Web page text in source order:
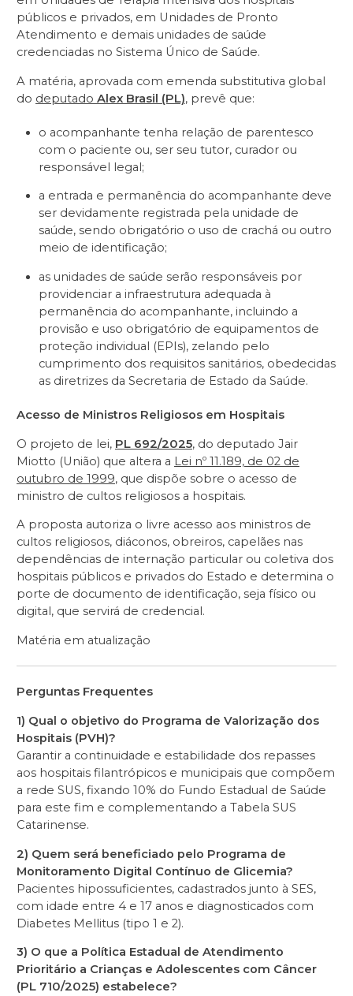
públicos e privados, em Unidades de Pronto
Atendimento e demais unidades de saúde
credenciadas no Sistema Único de Saúde.
A matéria, aprovada com emenda substitutiva global
do deputado Alex Brasil (PL), prevê que:
o acompanhante tenha relação de parentesco
com o paciente ou, ser seu tutor, curador ou
responsável legal;
a entrada e permanência do acompanhante deve
ser devidamente registrada pela unidade de
saúde, sendo obrigatório o uso de crachá ou outro
meio de identificação;
as unidades de saúde serão responsáveis por
providenciar a infraestrutura adequada à
permanência do acompanhante, incluindo a
provisão e uso obrigatório de equipamentos de
proteção individual (EPIs), zelando pelo
cumprimento dos requisitos sanitários, obedecidas
as diretrizes da Secretaria de Estado da Saúde.
Acesso de Ministros Religiosos em Hospitais
O projeto de lei, PL 692/2025, do deputado Jair
Miotto (União) que altera a Lei nº 11.189, de 02 de
outubro de 1999, que dispõe sobre o acesso de
ministro de cultos religiosos a hospitais.
A proposta autoriza o livre acesso aos ministros de
cultos religiosos, diáconos, obreiros, capelães nas
dependências de internação particular ou coletiva dos
hospitais públicos e privados do Estado e determina o
porte de documento de identificação, seja físico ou
digital, que servirá de credencial.
Matéria em atualização
Perguntas Frequentes
1) Qual o objetivo do Programa de Valorização dos
Hospitais (PVH)?
Garantir a continuidade e estabilidade dos repasses
aos hospitais filantrópicos e municipais que compõem
a rede SUS, fixando 10% do Fundo Estadual de Saúde
para este fim e complementando a Tabela SUS
Catarinense.
2) Quem será beneficiado pelo Programa de
Monitoramento Digital Contínuo de Glicemia?
Pacientes hipossuficientes, cadastrados junto à SES,
com idade entre 4 e 17 anos e diagnosticados com
Diabetes Mellitus (tipo 1 e 2).
3) O que a Política Estadual de Atendimento
Prioritário a Crianças e Adolescentes com Câncer
(PL 710/2025) estabelece?